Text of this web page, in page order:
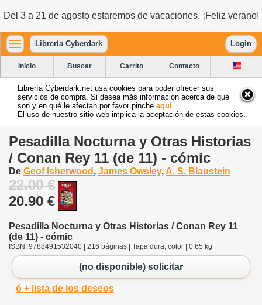
Del 3 a 21 de agosto estaremos de vacaciones. ¡Feliz verano!
Librería Cyberdark Login
Inicio Buscar Carrito Contacto
Librería Cyberdark.net usa cookies para poder ofrecer sus
servicios de compra. Si desea más información acerca de qué
son y en qué le afectan por favor pinche aquí
El uso de nuestro sitio web implica la aceptación de estas cookies.
Pesadilla Nocturna y Otras Historias
/ Conan Rey 11 (de 11) - cómic
De Geof Isherwood , James Owsley, A. S. Blaustein
22.00 €
20.90 €
Pesadilla Nocturna y Otras Historias / Conan Rey 11
(de 11) - cómic
ISBN: 9788491532040 | 216 páginas | Tapa dura, color | 0.65 kg
(no disponible) solicitar
ó + lista de los deseos